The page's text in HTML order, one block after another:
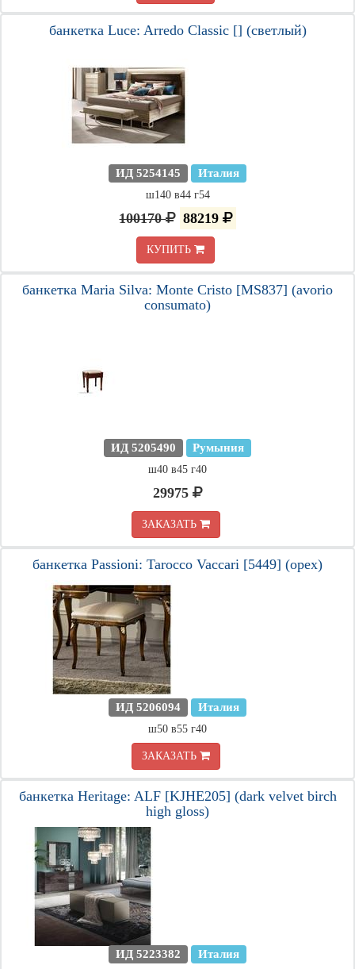
банкетка Luce: Arredo Classic [] (светлый)
ИД 5254145 Италия
ш140 в44 г54
100170 88219
КУПИТЬ
банкетка Maria Silva: Monte Cristo [MS837] (avorio
consumato)
ИД 5205490 Румыния
ш40 в45 г40
29975
ЗАКАЗАТЬ
банкетка Passioni: Tarocco Vaccari [5449] (орех)
ИД 5206094 Италия
ш50 в55 г40
ЗАКАЗАТЬ
банкетка Heritage: ALF [KJHE205] (dark velvet birch
high gloss)
ИД 5223382 Италия